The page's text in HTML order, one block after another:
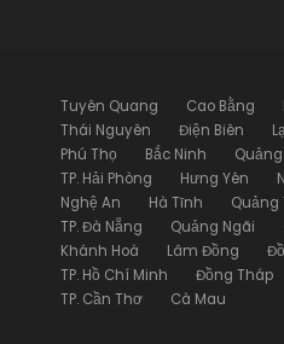
Tuyên Quang Cao Bằng
Thái Nguyên
Điện Biên
Phú Thọ
Bắc Ninh
TP. Hải Phòng
Hưng Yên
Nghệ An
Hà Tĩnh Quảng
TP. Đà Nẵng
Quảng Ngãi
Khánh Hoà
Lâm Đồng
TP. Hồ Chí Minh
Đồng Tháp
TP. Cần Thơ
Cà Mau